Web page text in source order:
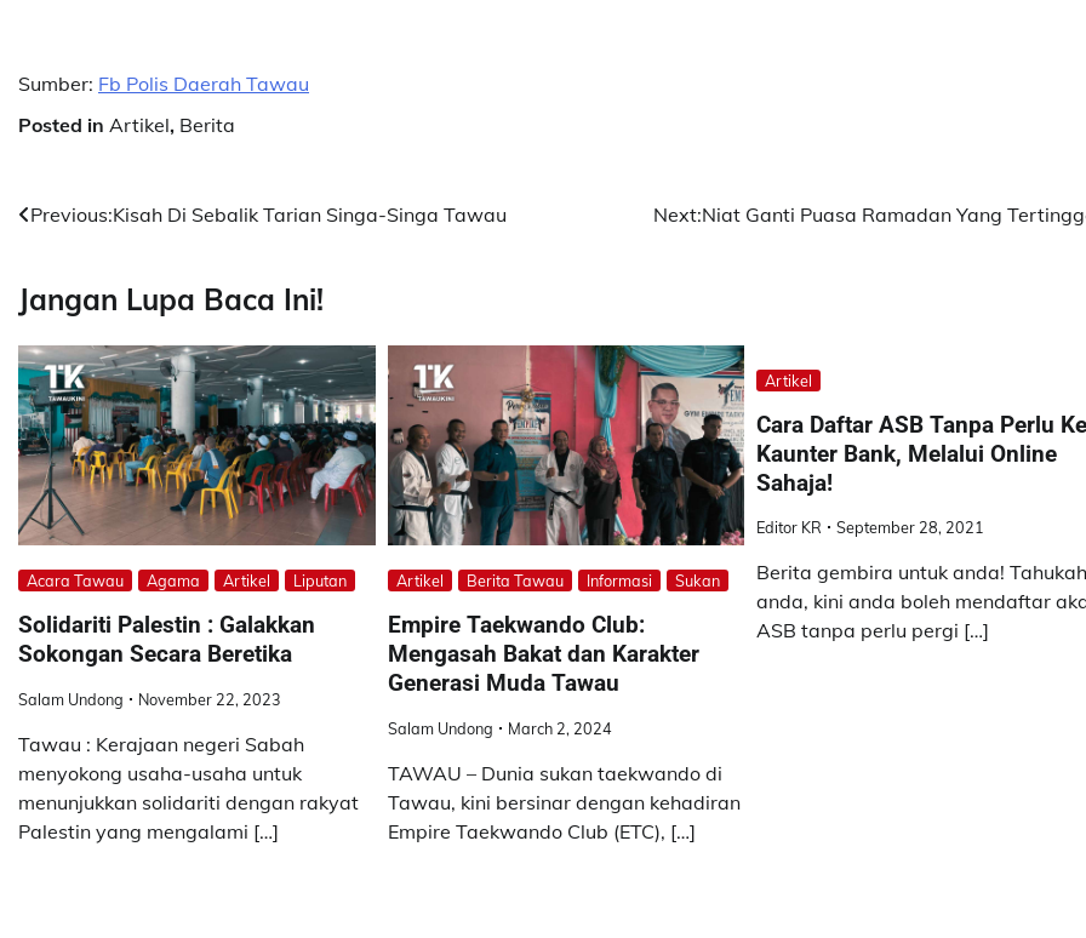
Sumber: Fb Polis Daerah Tawau
Posted in Artikel, Berita
Post
Previous:Kisah Di Sebalik Tarian Singa-Singa Tawau Next:Niat Ganti Puasa Ramadan Yang
Jangan Lupa Baca Ini!
Acara Tawau Agama Artikel Liputan
Solidariti Palestin : Galakkan
Sokongan Secara Beretika
Salam Undong November 22, 2023
Tawau : Kerajaan negeri Sabah
menyokong usaha-usaha untuk
menunjukkan solidariti dengan rakyat
Palestin yang mengalami […]
Artikel Berita Tawau Informasi Sukan
Empire Taekwando Club:
Mengasah Bakat dan Karakter
Generasi Muda Tawau
Salam Undong March 2, 2024
TAWAU – Dunia sukan taekwando di
Tawau, kini bersinar dengan kehadiran
Empire Taekwando Club (ETC), […]
Artikel
Cara Daftar ASB Tanpa Perlu
Kaunter Bank, Melalui Online
Sahaja!
Editor KR September 28, 2021
Berita gembira untuk anda!
anda, kini anda boleh mendaftar
ASB tanpa perlu pergi […]